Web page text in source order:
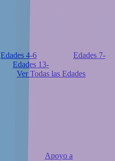
Edades 4-6
Edades 7-
Edades 13-
Ver Todas las Edades
Apoyo a